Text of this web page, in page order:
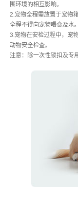
围环境的相互影响。
2.宠物全程需放置于宠物
全程不得向宠物喂食及水。
3.宠物在安检过程中，宠
动物安全检查。
注意：除一次性锁扣及专